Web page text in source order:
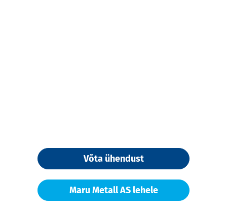
Võta ühendust
Maru Metall AS lehele